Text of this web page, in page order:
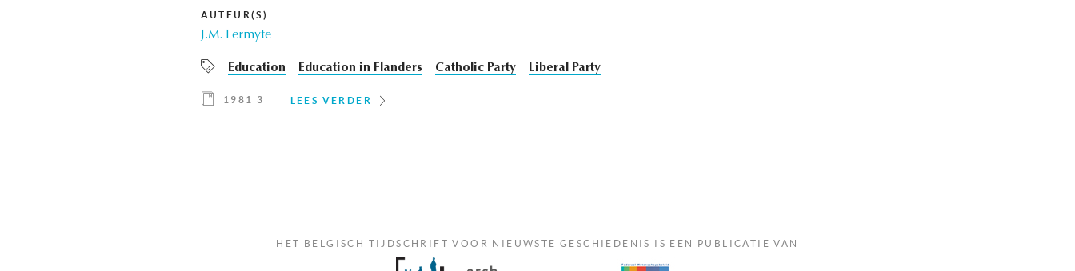
AUTEUR(S)
J.M. Lermyte
Education Education in Flanders Catholic Party Liberal Party
1981 3 LEES VERDER
HET BELGISCH TIJDSCHRIFT VOOR NIEUWSTE GESCHIEDENIS IS EEN PUBLICATIE VAN